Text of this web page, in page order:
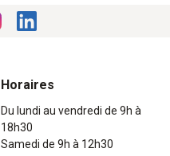
Horaires
Du lundi au vendredi de 9h à
18h30
Samedi de 9h à 12h30